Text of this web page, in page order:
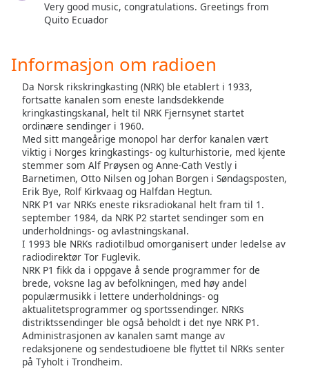
Reset
Done
Close
Modal
dialog
window.
Very good music, congratulations. Greetings from
Quito Ecuador
Informasjon om radioen
Da Norsk rikskringkasting (NRK) ble etablert i 1933,
fortsatte kanalen som eneste landsdekkende
kringkastingskanal, helt til NRK Fjernsynet startet
ordinære sendinger i 1960.
Med sitt mangeårige monopol har derfor kanalen vært
viktig i Norges kringkastings- og kulturhistorie, med kjente
stemmer som Alf Prøysen og Anne-Cath Vestly i
Barnetimen, Otto Nilsen og Johan Borgen i Søndagsposten,
Erik Bye, Rolf Kirkvaag og Halfdan Hegtun.
NRK P1 var NRKs eneste riksradiokanal helt fram til 1.
september 1984, da NRK P2 startet sendinger som en
underholdnings- og avlastningskanal.
I 1993 ble NRKs radiotilbud omorganisert under ledelse av
radiodirektør Tor Fuglevik.
NRK P1 fikk da i oppgave å sende programmer for de
brede, voksne lag av befolkningen, med høy andel
populærmusikk i lettere underholdnings- og
aktualitetsprogrammer og sportssendinger. NRKs
distriktssendinger ble også beholdt i det nye NRK P1.
Administrasjonen av kanalen samt mange av
redaksjonene og sendestudioene ble flyttet til NRKs senter
på Tyholt i Trondheim.